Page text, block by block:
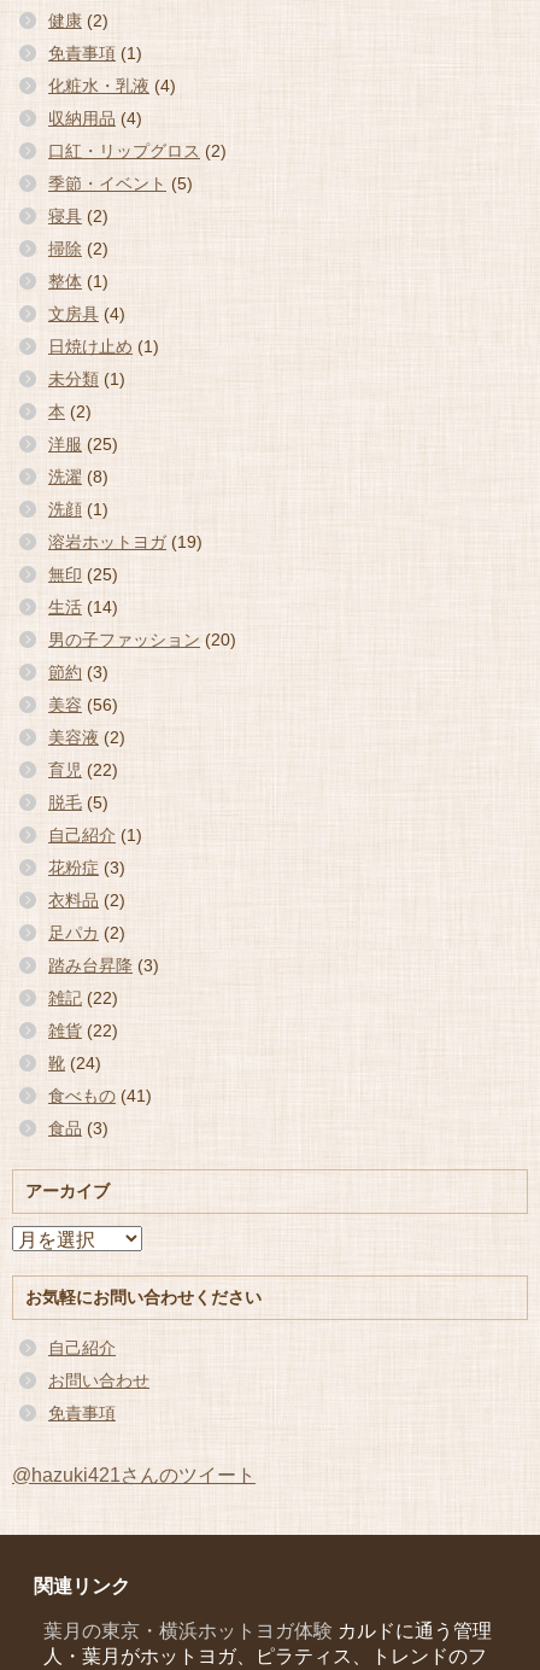
健康 (2)
免責事項 (1)
化粧水・乳液 (4)
収納用品 (4)
口紅・リップグロス (2)
季節・イベント (5)
寝具 (2)
掃除 (2)
整体 (1)
文房具 (4)
日焼け止め (1)
未分類 (1)
本 (2)
洋服 (25)
洗濯 (8)
洗顔 (1)
溶岩ホットヨガ(19)
無印 (25)
生活 (14)
男の子ファッション (20)
節約 (3)
美容 (56)
美容液 (2)
育児 (22)
脱毛 (5)
自己紹介 (1)
花粉症 (3)
衣料品 (2)
足パカ (2)
踏み台昇降 (3)
雑記 (22)
雑貨 (22)
靴 (24)
食べもの (41)
食品 (3)
アーカイブ
ア
イ
ブ
お気軽にお問い合わせください
自己紹介
お問い合わせ
免責事項
@hazuki421さんのツイート
関連リンク
葉月の東京・横浜ホットヨガ体験 カルドに通う管理
人・葉月がホットヨガ、ピラティス、トレンドのフ